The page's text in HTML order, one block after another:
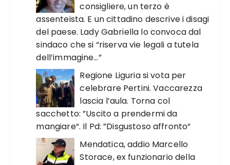
consigliere, un terzo è
assenteista. E un cittadino descrive i disagi
del paese. Lady Gabriella lo convoca dal
sindaco che si “riserva vie legali a tutela
dell’immagine…”
Regione Liguria si vota per
celebrare Pertini. Vaccarezza
lascia l’aula. Torna col
sacchetto: ”Uscito a prendermi da
mangiare“. Il Pd: ”Disgustoso affronto“
Mendatica, addio Marcello
Storace, ex funzionario della